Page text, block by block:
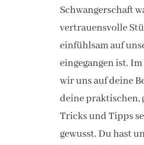
Schwangerschaft
vertrauensvolle
einfühlsam auf
eingegangen ist.
wir uns auf deine
deine praktischen,
Tricks und Tipps
gewusst. Du hast